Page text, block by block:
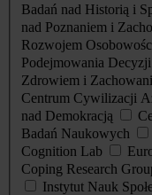
Badań nad Historią i
nad Poznaniem i
Rozwojem
Podejmowania Decyzji
Zdrowiem i
Centrum Cywilizacji
nad Demokracją
Badań Naukowych
Cognition Lab
Coping Research
Instytut Nauk